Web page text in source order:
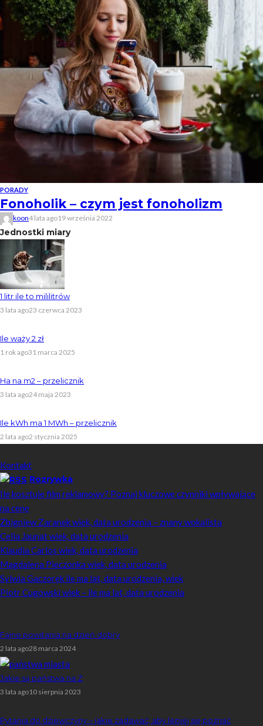
PORADY
Fonoholik – czym jest fonoholizm
koon4 lata ago19 września 2022
Jednostki miary
1 litr ile to mililitrów
3 lata ago23 czerwca 2023
Ile waży 2 zł
1 rok ago31 marca 2025
Ha na m2 – przelicznik
3 lata ago24 maja 2023
Ile kWh ma 1 MWh – przelicznik
2 lata ago2 stycznia 2025
Kontakt
Rozrywka
Ile kosztuje film reklamowy? Poznaj kluczowe czynniki wpływające
na cenę
Zbigniew Zaranek wiek, data urodzenia – znany wokalista
Celia Jaunat wiek, data urodzenia
Klaudia Carlos wiek, data urodzenia
Magdalena Pieczonka wiek, data urodzenia
Sylwia Gaczorek ile ma lat, data urodzenia, wiek
Piotr Cugowski wiek – ile ma lat, data urodzenia
Fajne powitania na dzień dobry
2 lata ago28 marca 2024
Jakie są państwa na Z
3 lata ago10 sierpnia 2023
Pytania do dziewczyny – jakie zadawać, aby lepiej się poznać